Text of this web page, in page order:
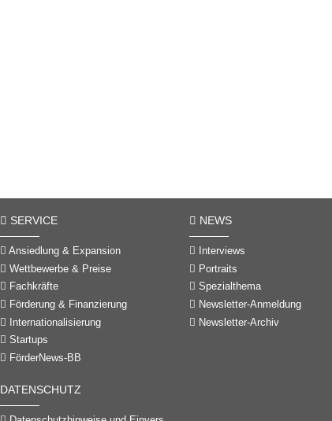
SERVICE
Ansiedlung & Expansion
Wettbewerbe & Preise
Fachkräfte
Förderung & Finanzierung
Internationalisierung
Startups
FörderNews-BB
NEWS
Interviews
Portraits
Spezialthema
Newsletter-Anmeldung
Newsletter-Archiv
DATENSCHUTZ